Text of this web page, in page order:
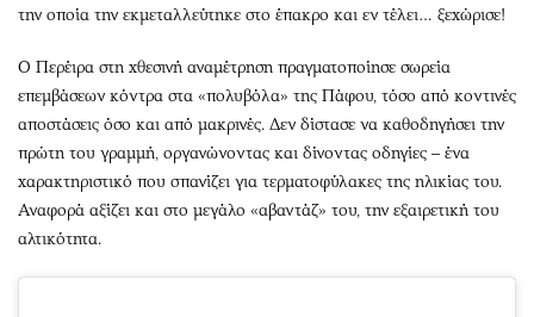
την οποία την εκμεταλλεύτηκε στο έπακρο και εν τέλει… ξεχώρισε!
Ο Περέιρα στη χθεσινή αναμέτρηση πραγματοποίησε σωρεία
επεμβάσεων κόντρα στα «πολυβόλα» της Πάφου, τόσο από κοντινές
αποστάσεις όσο και από μακρινές. Δεν δίστασε να καθοδηγήσει την
πρώτη του γραμμή, οργανώνοντας και δίνοντας οδηγίες – ένα
χαρακτηριστικό που σπανίζει για τερματοφύλακες της ηλικίας του.
Αναφορά αξίζει και στο μεγάλο «αβαντάζ» του, την εξαιρετική του
αλτικότητα.